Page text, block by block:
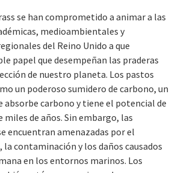
se han comprometido a animar a las
medioambientales y
del Reino Unido a que
papel que desempeñan las praderas
de nuestro planeta. Los pastos
un poderoso sumidero de carbono, un
absorbe carbono y tiene el potencial de
de años. Sin embargo, las
encuentran amenazadas por el
contaminación y los daños causados
en los entornos marinos. Los